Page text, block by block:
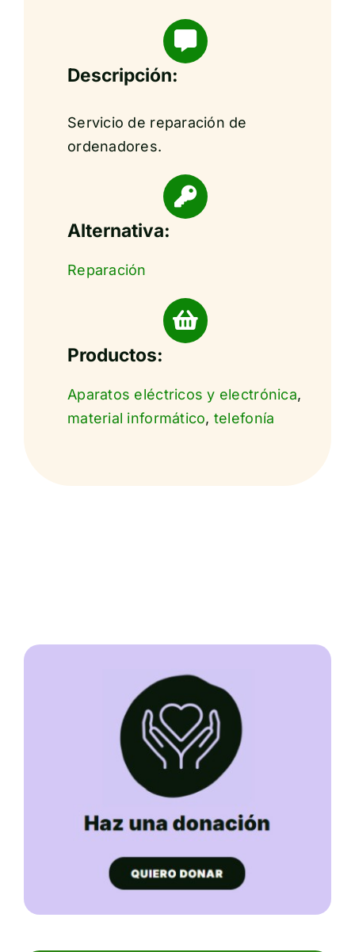
Descripción:
Servicio de reparación de
ordenadores.
Alternativa:
Reparación
Productos:
Aparatos eléctricos y electrónica,
material informático, telefonía